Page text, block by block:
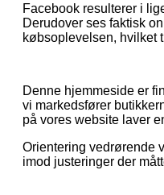
Facebook resulterer i
Derudover ses faktisk
købsoplevelsen, hvilket
Denne hjemmeside er
vi markedsfører
på vores website laver
Orientering vedrørende
imod justeringer der